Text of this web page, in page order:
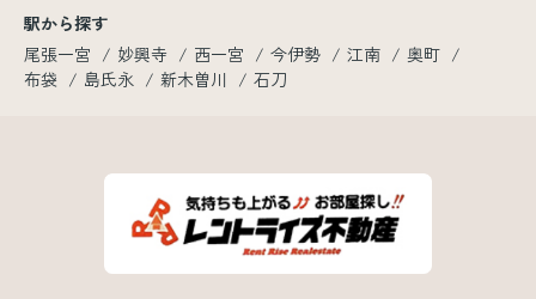
駅から探す
尾張一宮
妙興寺 西一宮 今伊勢 江南
奥町
布袋
島氏永 新木曽川 石刀